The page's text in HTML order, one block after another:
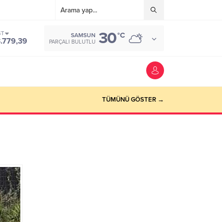
SAMSUN
PARÇALI BULUTLU 30°C
TÜMÜNÜ GÖSTER →